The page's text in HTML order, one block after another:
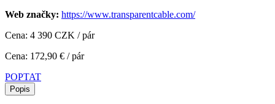
Web značky: https://www.transparentcable.com/
Cena: 4 390 CZK / pár
Cena: 172,90 € / pár
POPTAT
Popis